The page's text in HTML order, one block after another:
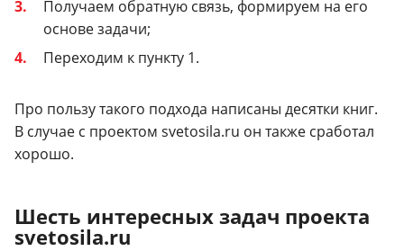
Получаем обратную связь, формируем на его
основе задачи;
Переходим к пункту 1.
Про пользу такого подхода написаны десятки книг.
В случае с проектом svetosila.ru он также сработал
хорошо.
Шесть интересных задач проекта
svetosila.ru